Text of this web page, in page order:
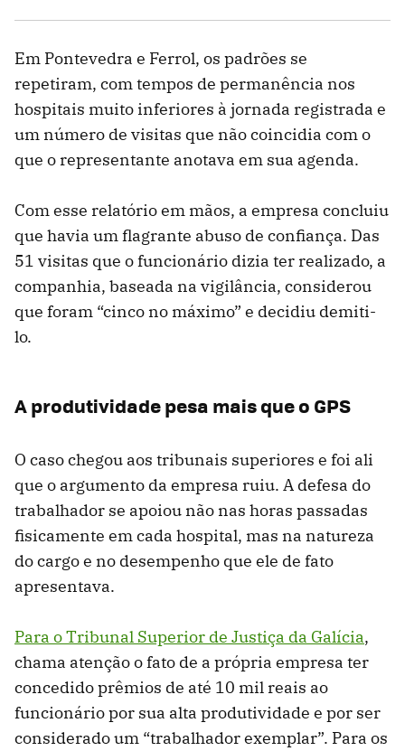
Em Pontevedra e Ferrol, os padrões se
repetiram, com tempos de permanência nos
hospitais muito inferiores à jornada registrada e
um número de visitas que não coincidia com o
que o representante anotava em sua agenda.
Com esse relatório em mãos, a empresa concluiu
que havia um flagrante abuso de confiança. Das
51 visitas que o funcionário dizia ter realizado, a
companhia, baseada na vigilância, considerou
que foram “cinco no máximo” e decidiu demiti-
lo.
A produtividade pesa mais que o GPS
O caso chegou aos tribunais superiores e foi ali
que o argumento da empresa ruiu. A defesa do
trabalhador se apoiou não nas horas passadas
fisicamente em cada hospital, mas na natureza
do cargo e no desempenho que ele de fato
apresentava.
Para o Tribunal Superior de Justiça da Galícia,
chama atenção o fato de a própria empresa ter
concedido prêmios de até 10 mil reais ao
funcionário por sua alta produtividade e por ser
considerado um “trabalhador exemplar”. Para os